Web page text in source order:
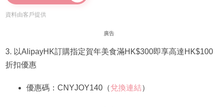
資料由客戶提供
廣告
3. 以AlipayHK訂購指定賀年美食滿HK$300即享高達HK$100
折扣優惠
優惠碼：CNYJOY140（兌換連結）